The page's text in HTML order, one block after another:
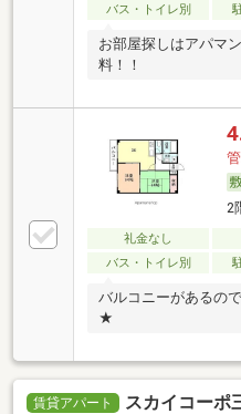
バス・トイレ別
お部屋探しはアパマ
料！！
2
礼金なし
バス・トイレ別
バルコニーがあるの
★
賃貸アパート スカイコーポ